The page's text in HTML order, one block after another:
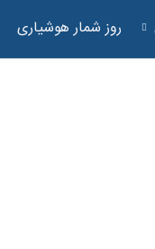
روز شمار هوشیاری